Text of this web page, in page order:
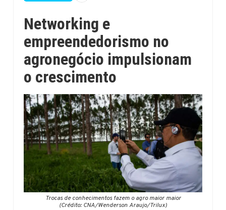
Networking e
empreendedorismo no
agronegócio impulsionam
o crescimento
Trocas de conhecimentos fazem o agro maior maior
(Crédito: CNA/Wenderson Araujo/Trilux)